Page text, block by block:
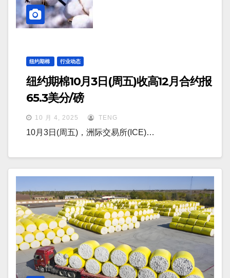
纽约期棉 行业动态
纽约期棉10月3日(周五)收高12月合约报
65.3美分/磅
10 月 4, 2025 TENG
10月3日(周五)，洲际交易所(ICE)…